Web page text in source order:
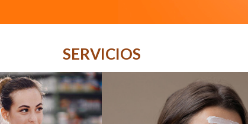
SERVICIOS